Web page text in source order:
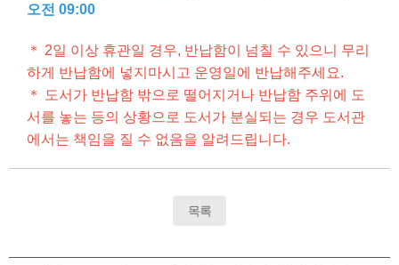
오전 09:00
＊ 2일 이상 휴관일 경우, 반납함이 넘칠 수 있으니 무리
하게 반납함에 넣지마시고 운영일에 반납해주세요.
＊ 도서가 반납함 밖으로 떨어지거나 반납함 주위에 도
서를 놓는 등의 상황으로 도서가 분실되는 경우 도서관
에서는 책임을 질 수 없음을 알려드립니다.
목록